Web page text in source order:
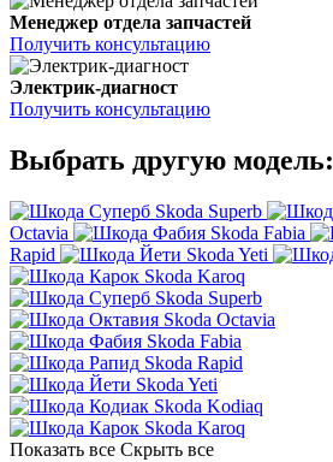
Менеджер отдела запчастей
Получить консультацию
Электрик-диагност
Получить консультацию
Выбрать другую модель:
Skoda Superb
Octavia
Skoda Fabia
Rapid
Skoda Yeti
Skoda Karoq
Skoda Superb
Skoda Octavia
Skoda Fabia
Skoda Rapid
Skoda Yeti
Skoda Kodiaq
Skoda Karoq
Показать все Скрыть все